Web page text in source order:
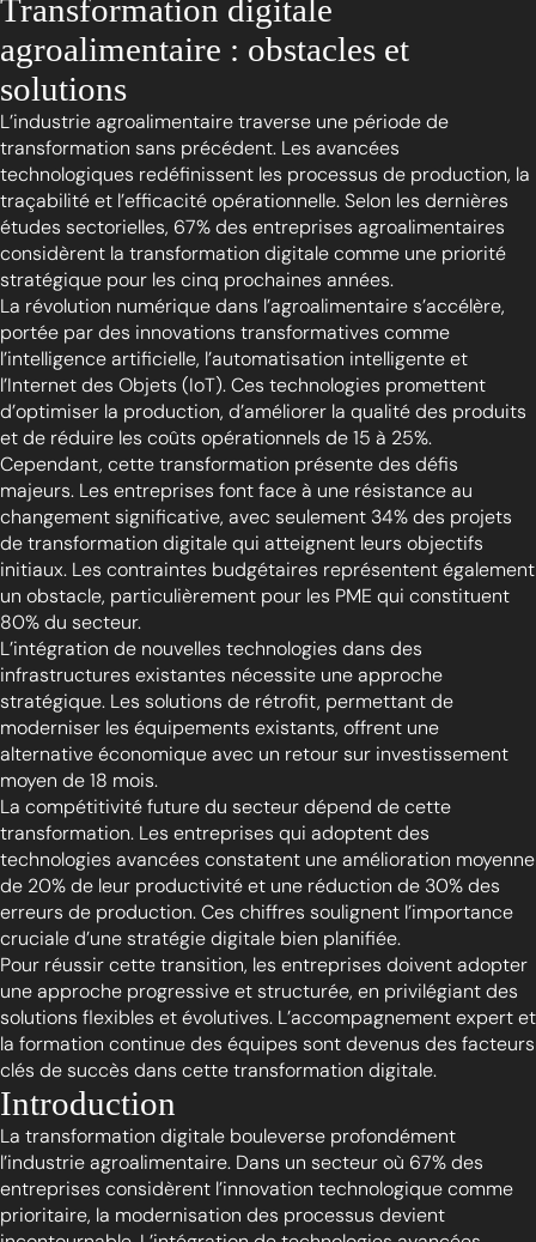
Transformation digitale
agroalimentaire : obstacles et
solutions
L’industrie agroalimentaire traverse une période de
transformation sans précédent. Les avancées
technologiques redéfinissent les processus de production, la
traçabilité et l’efficacité opérationnelle. Selon les dernières
études sectorielles, 67% des entreprises agroalimentaires
considèrent la transformation digitale comme une priorité
stratégique pour les cinq prochaines années.
La révolution numérique dans l’agroalimentaire s’accélère,
portée par des innovations transformatives comme
l’intelligence artificielle, l’automatisation intelligente et
l’Internet des Objets (IoT). Ces technologies promettent
d’optimiser la production, d’améliorer la qualité des produits
et de réduire les coûts opérationnels de 15 à 25%.
Cependant, cette transformation présente des défis
majeurs. Les entreprises font face à une résistance au
changement significative, avec seulement 34% des projets
de transformation digitale qui atteignent leurs objectifs
initiaux. Les contraintes budgétaires représentent également
un obstacle, particulièrement pour les PME qui constituent
80% du secteur.
L’intégration de nouvelles technologies dans des
infrastructures existantes nécessite une approche
stratégique. Les solutions de rétrofit, permettant de
moderniser les équipements existants, offrent une
alternative économique avec un retour sur investissement
moyen de 18 mois.
La compétitivité future du secteur dépend de cette
transformation. Les entreprises qui adoptent des
technologies avancées constatent une amélioration moyenne
de 20% de leur productivité et une réduction de 30% des
erreurs de production. Ces chiffres soulignent l’importance
cruciale d’une stratégie digitale bien planifiée.
Pour réussir cette transition, les entreprises doivent adopter
une approche progressive et structurée, en privilégiant des
solutions flexibles et évolutives. L’accompagnement expert et
la formation continue des équipes sont devenus des facteurs
clés de succès dans cette transformation digitale.
Introduction
La transformation digitale bouleverse profondément
l’industrie agroalimentaire. Dans un secteur où 67% des
entreprises considèrent l’innovation technologique comme
prioritaire, la modernisation des processus devient